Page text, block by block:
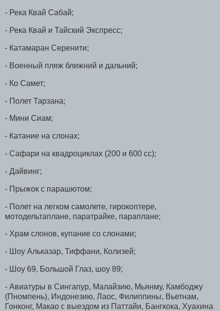
- Река Квай Сабай;
- Река Квай и Тайский Экспресс;
- Катамаран Серенити;
- Военный пляж ближний и дальний;
- Ко Самет;
- Полет Тарзана;
- Мини Сиам;
- Катание на слонах;
- Сафари на квадроциклах (200 и 600 сс);
- Дайвинг;
- Прыжок с парашютом;
- Полет на легком самолете, гирокоптере,
мотодельтаплане, паратрайке, параплане;
- Храм слонов, купание со слонами;
- Шоу Альказар, Тиффани, Колизей;
- Шоу 69, Большой Глаз, шоу 89;
- Авиатуры в Сингапур, Малайзию, Мьянму, Камбоджу
(Пномпень), Индонезию, Лаос, Филиппины, Вьетнам,
Гонконг, Макао с выездом из Паттайи, Бангкока, Хуахина